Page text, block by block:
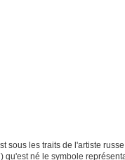
sous les traits de l'artiste
qu'est né le symbole